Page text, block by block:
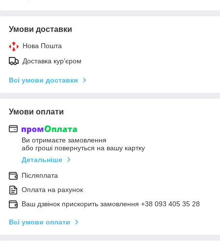
Умови доставки
Нова Пошта
Доставка кур'єром
Всі умови доставки
Умови оплати
Ви отримаєте замовлення
або гроші повернуться на вашу картку
Детальніше
Післяплата
Оплата на рахунок
Ваш дзвінок прискорить замовлення +38 093 405 35 28
Всі умови оплати